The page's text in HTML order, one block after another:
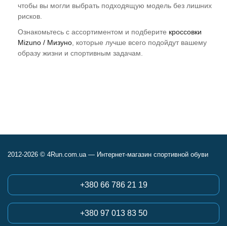
чтобы вы могли выбрать подходящую модель без лишних
рисков.
Ознакомьтесь с ассортиментом и подберите кроссовки
Mizuno / Мизуно , которые лучше всего подойдут вашему
образу жизни и спортивным задачам.
2012-2026 © 4Run.com.ua — Интернет-магазин спортивной обуви
+380 66 786 21 19
+380 97 013 83 50